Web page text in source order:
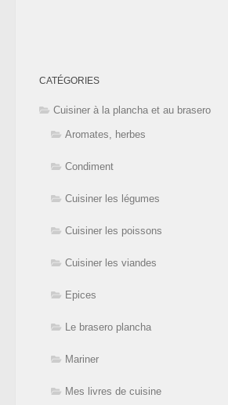
CATÉGORIES
Cuisiner à la plancha et au brasero
Aromates, herbes
Condiment
Cuisiner les légumes
Cuisiner les poissons
Cuisiner les viandes
Epices
Le brasero plancha
Mariner
Mes livres de cuisine